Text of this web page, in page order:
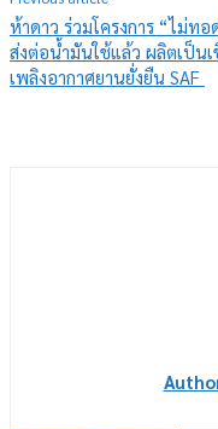
ห้าดาว ร่วมโครงการ “ไม่ทอ
ส่งต่อน้ำมันใช้แล้ว ผลิตเป็นเ
เพลิงอากาศยานยั่งยืน SAF